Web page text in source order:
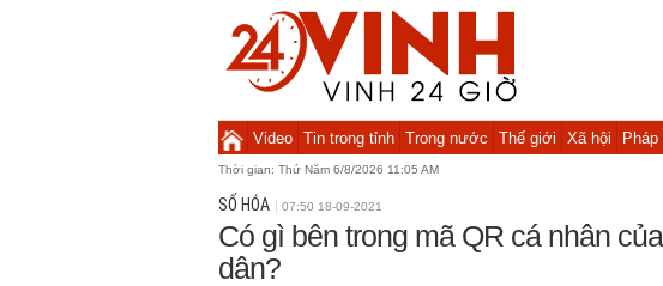
Video Tin trong tỉnh Trong nước Thế giới Xã hội Pháp
Thời gian: Thứ Năm 6/8/2026 11:05 AM
SỐ HÓA 07:50 18-09-2021
Có gì bên trong mã QR cá nhân
dân?